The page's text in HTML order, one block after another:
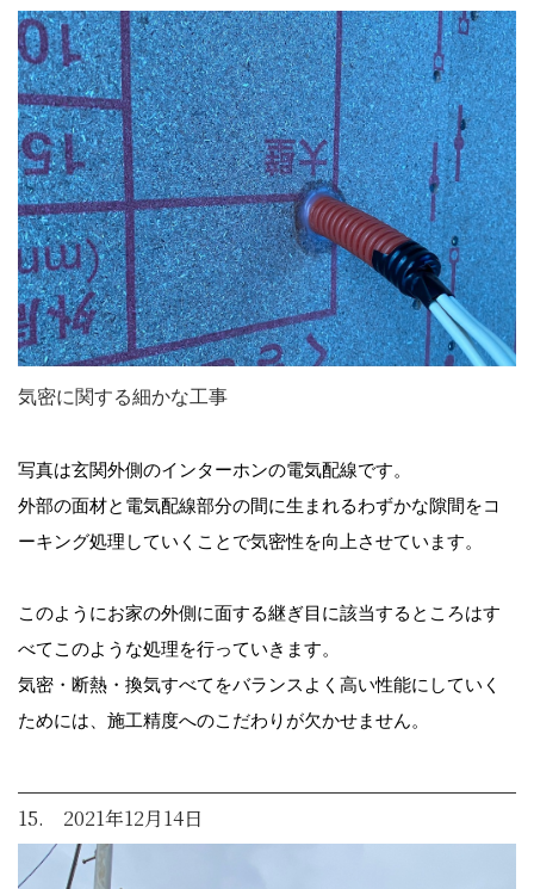
気密に関する細かな工事
写真は玄関外側のインターホンの電気配線です。
外部の面材と電気配線部分の間に生まれるわずかな隙間をコ
ーキング処理していくことで気密性を向上させています。
このようにお家の外側に面する継ぎ目に該当するところはす
べてこのような処理を行っていきます。
気密・断熱・換気すべてをバランスよく高い性能にしていく
ためには、施工精度へのこだわりが欠かせません。
15. 2021年12月14日